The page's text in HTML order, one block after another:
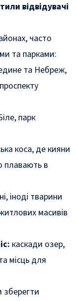
відвідувачі
часто
та парками:
та Небреж,
парк
коса, де кияни
плавають в
іноді тварини
масивів
каскади озер,
місць для